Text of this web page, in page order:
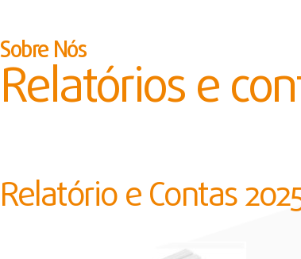
Sobre Nós
Relatórios e
Relatório e Contas